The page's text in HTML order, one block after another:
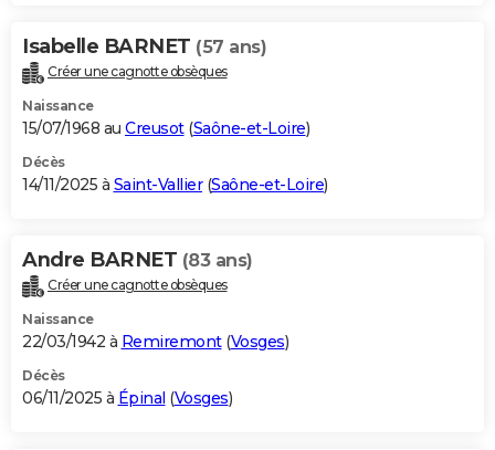
Isabelle BARNET (57 ans)
Créer une cagnotte obsèques
Naissance
15/07/1968 au Creusot(Saône-et-Loire)
Décès
14/11/2025 à Saint-Vallier(Saône-et-Loire)
Andre BARNET (83 ans)
Créer une cagnotte obsèques
Naissance
22/03/1942 à Remiremont(Vosges)
Décès
06/11/2025 à Épinal (Vosges)